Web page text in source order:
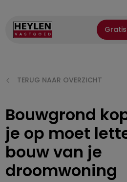
TERUG NAAR OVERZICHT
Bouwgrond
je op moet
bouw van je
droomwoning